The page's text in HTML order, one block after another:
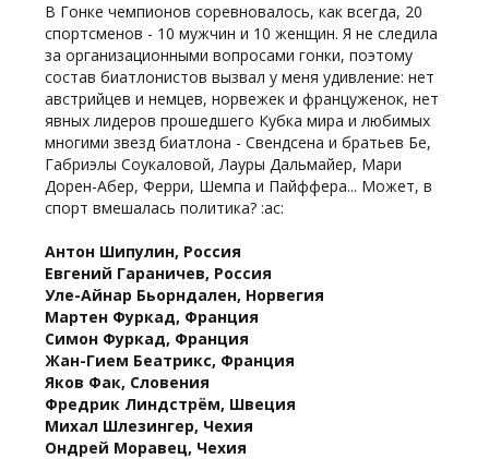
В Гонке чемпионов соревновалось, как всегда, 20
спортсменов - 10 мужчин и 10 женщин. Я не следила
за организационными вопросами гонки, поэтому
состав биатлонистов вызвал у меня удивление: нет
австрийцев и немцев, норвежек и француженок, нет
явных лидеров прошедшего Кубка мира и любимых
многими звезд биатлона - Свендсена и братьев Бе,
Габриэлы Соукаловой, Лауры Дальмайер, Мари
Дорен-Абер, Ферри, Шемпа и Пайффера... Может, в
спорт вмешалась политика? :ac:
Антон Шипулин, Россия
Евгений Гараничев, Россия
Уле-Айнар Бьорндален, Норвегия
Мартен Фуркад, Франция
Симон Фуркад, Франция
Жан-Гием Беатрикс, Франция
Яков Фак, Словения
Фредрик Линдстрём, Швеция
Михал Шлезингер, Чехия
Ондрей Моравец, Чехия